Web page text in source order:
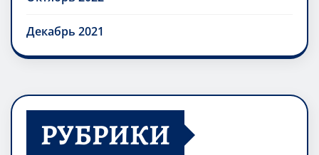
Декабрь 2021
РУБРИКИ